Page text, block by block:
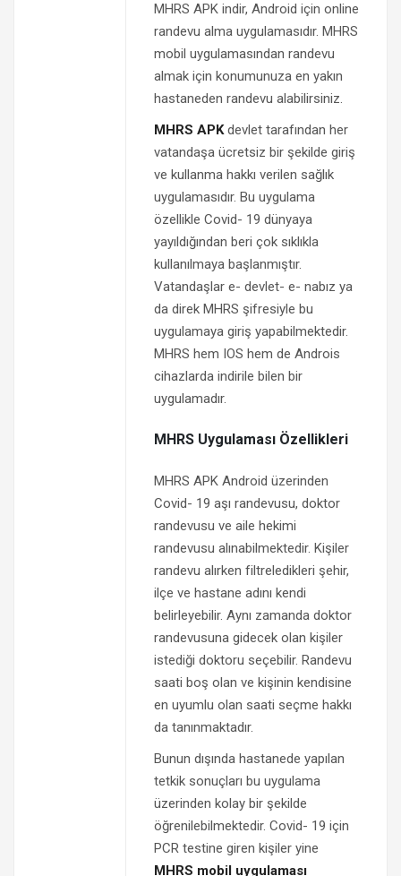
MHRS APK indir, Android için online
randevu alma uygulamasıdır. MHRS
mobil uygulamasından randevu
almak için konumunuza en yakın
hastaneden randevu alabilirsiniz.
MHRS APKdevlet tarafından her
vatandaşa ücretsiz bir şekilde giriş
ve kullanma hakkı verilen sağlık
uygulamasıdır. Bu uygulama
özellikle Covid- 19 dünyaya
yayıldığından beri çok sıklıkla
kullanılmaya başlanmıştır.
Vatandaşlar e- devlet- e- nabız ya
da direk MHRS şifresiyle bu
uygulamaya giriş yapabilmektedir.
MHRS hem IOS hem de Androis
cihazlarda indirile bilen bir
uygulamadır.
MHRS Uygulaması Özellikleri
MHRS APK Android üzerinden
Covid- 19 aşı randevusu, doktor
randevusu ve aile hekimi
randevusu alınabilmektedir. Kişiler
randevu alırken filtreledikleri şehir,
ilçe ve hastane adını kendi
belirleyebilir. Aynı zamanda doktor
randevusuna gidecek olan kişiler
istediği doktoru seçebilir. Randevu
saati boş olan ve kişinin kendisine
en uyumlu olan saati seçme hakkı
da tanınmaktadır.
Bunun dışında hastanede yapılan
tetkik sonuçları bu uygulama
üzerinden kolay bir şekilde
öğrenilebilmektedir. Covid- 19 için
PCR testine giren kişiler yine
MHRS mobil uygulaması